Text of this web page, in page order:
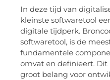
In deze tijd van
kleinste softwaretool
digitale tijdperk.
softwaretool, is de
fundamentele
omvat en definieert.
groot belang voor